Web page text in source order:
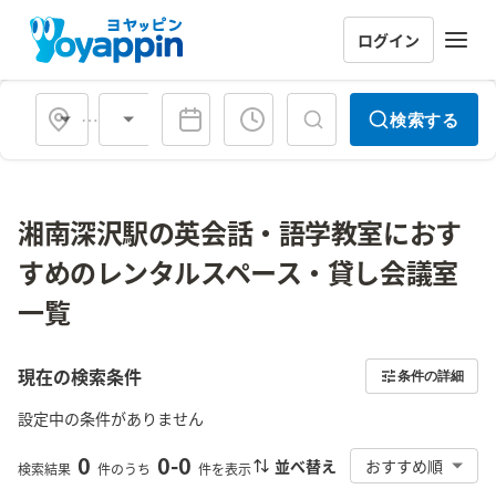
ログイン
会場タイプ 検索する
湘南深沢駅の英会話・語学教室におす
すめのレンタルスペース・貸し会議室
一覧
現在の検索条件 条件の詳細
設定中の条件がありません
検索結果 0 件のうち 0-0 件を表示 並べ替え おすすめ順